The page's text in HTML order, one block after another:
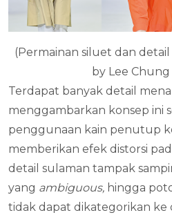
(Permainan siluet dan detail
by Lee
Terdapat banyak detail
menggambarkan konsep ini
penggunaan kain penutup
memberikan efek distorsi
detail sulaman tampak
yang ambiguous, hingga
tidak dapat dikategorikan ke